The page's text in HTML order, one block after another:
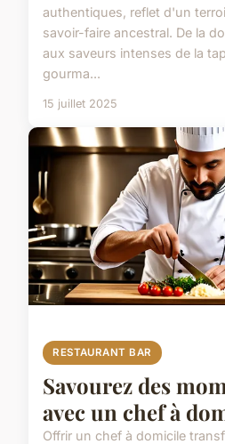
authentiques, reflet d'un
savoir-faire ancestral. De la
aux saveurs intenses de la
gourma...
15 juillet 2025
RESTAURANT BAR
Savourez des
avec un chef à
Offrir un chef à domicile